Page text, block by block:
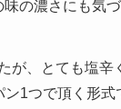
の濃さにも気
が、とても塩辛
1つで頂く形